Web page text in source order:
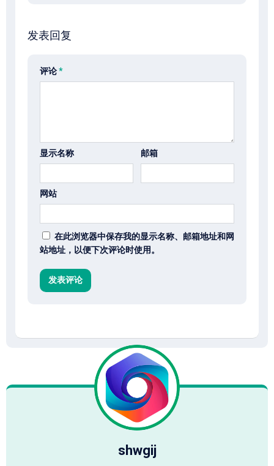
发表回复
评论*
显示名称 邮箱
网站
在此浏览器中保存我的显示名称、邮箱地址和网
站地址，以便下次评论时使用。
shwgij